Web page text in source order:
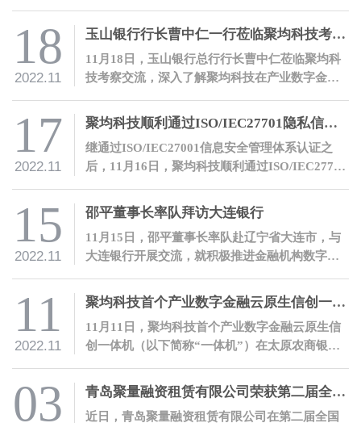
18
2022.11
玉山银行行长曹中仁一行莅临聚均科技考察交流
11月18日，玉山银行总行行长曹中仁莅临聚均科
技考察交流，深入了解聚均科技在产业数字金融
17
2022.11
聚均科技顺利通过ISO/IEC27701隐私信息管理体系认证
继通过ISO/IEC27001信息安全管理体系认证之
后，11月16日，聚均科技顺利通过ISO/IEC27701
力再度获得国际权威认可。
15
2022.11
邵平董事长率队拜访大连银行
11月15日，邵平董事长率队赴辽宁省大连市，与
大连银行开展交流，就积极推进金融机构数字化
11
2022.11
聚均科技首个产业数字金融云原生信创一体机落地太原农商银行
11月11日，聚均科技首个产业数字金融云原生信
创一体机（以下简称“一体机”）在太原农商银行
03 青岛聚量融资租赁有限公司荣获第二届全国融资租赁创新案例大赛“优秀创新案例”奖
近日，青岛聚量融资租赁有限公司在第二届全国